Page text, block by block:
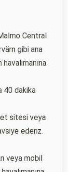
Central
gibi ana
40 dakika
sitesi veya
ederiz.
veya mobil